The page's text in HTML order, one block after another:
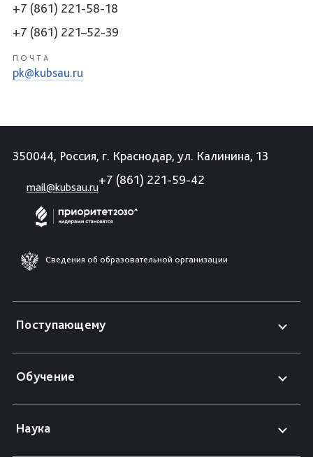
+7 (861) 221-58-18
+7 (861) 221–52-39
ПОЧТА
pk@kubsau.ru
350044, Россия, г. Краснодар, ул. Калинина, 13
mail@kubsau.ru
+7 (861) 221-59-42
Сведения об образовательной организации
Поступающему
Обучение
Наука